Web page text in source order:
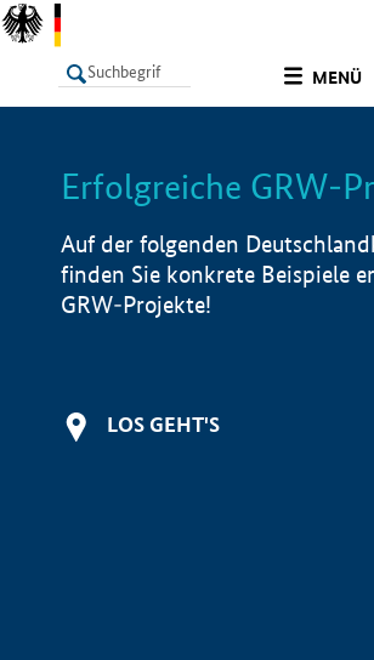
MENÜ
LISTE
Erfolgreiche GRW-
Auf der folgenden
finden Sie konkrete Beispiele
GRW-Projekte!
LOS GEHT'S